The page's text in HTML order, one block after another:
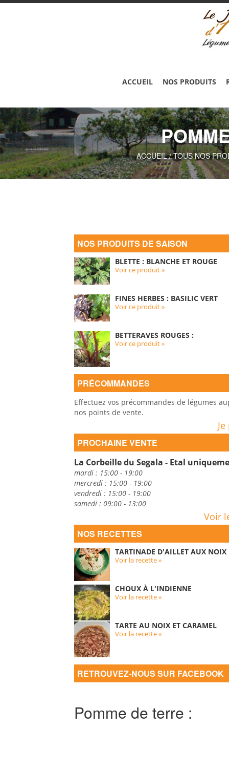
ACCUEIL NOS PRODUITS
ACCUEIL/TOUS NOS
NOS PRODUITS DE SAISON
BLETTE : BLANCHE ET ROUGE
Voir ce produit »
FINES HERBES : BASILIC VERT
Voir ce produit »
BETTERAVES ROUGES :
Voir ce produit »
PRÉCOMMANDES
Effectuez vos précommandes de légumes
nos points de vente.
PROCHAINE VENTE
La Corbeille du Segala - Etal
mardi : 15:00 - 19:00
mercredi : 15:00 - 19:00
vendredi : 15:00 - 19:00
samedi : 09:00 - 13:00
Voir
NOS RECETTES
TARTINADE D'AILLET AUX NOIX
Voir la recette »
CHOUX À L'INDIENNE
Voir la recette »
TARTE AU NOIX ET CARAMEL
Voir la recette »
RETROUVEZ-NOUS SUR FACEBOOK
Pomme de terre :